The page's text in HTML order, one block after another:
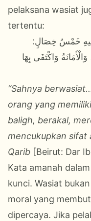
pelaksana wasiat
tertentu:
خَمْسُ خِصَالٍ:
وَاكْتَفَى بِهَا
“Sahnya
orang yang
baligh, berakal,
mencukupkan sifat
Qarib [Beirut: Dar
Kata amanah
kunci. Wasiat
moral yang
dipercaya. Jika